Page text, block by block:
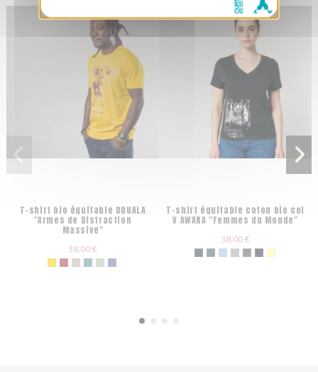
T-shirt bio équitable DOUALA
"Armes de Distraction
Massive"
38,00 €
T-shirt équitable coton bio col
V AWARA "Femmes du Monde"
38,00 €